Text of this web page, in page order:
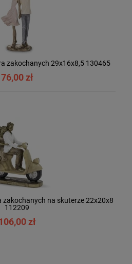
zakochanych 29x16x8,5 130465
76,00 zł
zakochanych na skuterze 22x20x8
112209
zł